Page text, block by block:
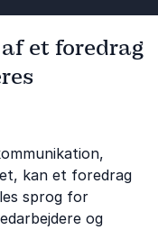
et foredrag
kan et foredrag
sprog for
og